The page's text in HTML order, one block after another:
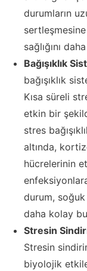
durumların
sağlığını
Bağışıklık
bağışıklık
Kısa süreli
etkin bir
stres
altında,
hücrelerinin
durum, soğuk
daha kolay
Stresin
Stresin
biyolojik